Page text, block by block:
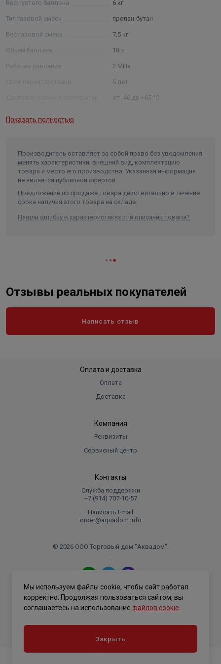
Абсолютная взрывобезопасность;
Антикоррозийность;
Материал корпуса исключает искрообразование;
Вес пустого баллона 6 кг
Тип газовой смеси пропан-бутан
Вес газовой смеси 7,5 кг
Объем баллона 18 л
Рабочее давление 2 МПа
5 лет
от -40 до +65 °C
Вес в упаковке, кг 6.000
Высота без упаковки 49,2 см
Ширина без упаковки 30,2 см
Показать полностью
Производитель оставляет за собой право без уведомления
менять характеристики, внешний вид, комплектацию
товара и место его производства. Указанная информация
не является публичной офертой.
Предложение по продаже товара действительно в течение
срока наличия этого товара на складе.
Нашли ошибку в характеристиках или описании товара?
Отзывы реальных покупателей
Написать отзыв
Оплата и доставка
Оплата
Доставка
Компания
Реквизиты
Сервисный центр
Контакты
Служба поддержки
+7 (914) 707‑10‑57
Написать Email
order@aquadom.info
© 2026 ООО Торговый дом "Аквадом".
.
Политика конфиденциальности
Мы используем файлы cookie, чтобы сайт работал
корректно. Продолжая пользоваться сайтом, вы
соглашаетесь на использование файлов cookie
Закрыть